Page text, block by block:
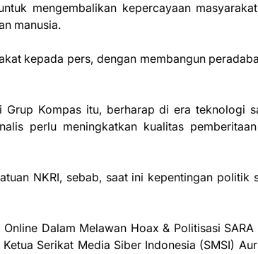
mengembalikan kepercayaan
manusia.
kepada pers, dengan membangun
Kompas itu, berharap di era teknologi
perlu meningkatkan kualitas
NKRI, sebab, saat ini kepentingan politik
Dalam Melawan Hoax & Politisasi SARA
Serikat Media Siber Indonesia (SMSI)